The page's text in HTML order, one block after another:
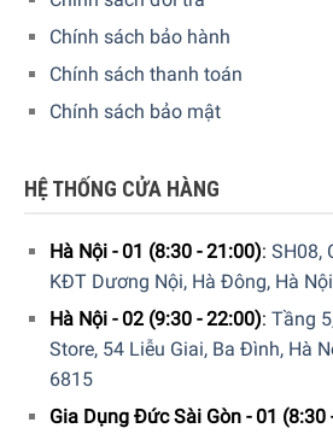
Chính sách bảo hành
Chính sách thanh toán
Chính sách bảo mật
HỆ THỐNG CỬA HÀNG
Hà Nội - 01 (8:30 - 21:00): SH08,
KĐT Dương Nội, Hà Đông, Hà Nội
Hà Nội - 02 (9:30 - 22:00): Tầng
Store, 54 Liễu Giai, Ba Đình, Hà
6815
Gia Dụng Đức Sài Gòn - 01 (8:30